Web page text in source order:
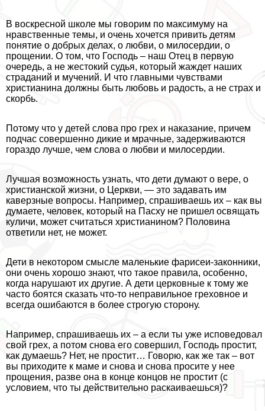
В воскресной школе мы говорим по максимуму на
нравственные темы, и очень хочется привить детям
понятие о добрых делах, о любви, о милосердии, о
прощении. О том, что Господь – наш Отец в первую
очередь, а не жестокий судья, который жаждет наших
страданий и мучений. И что главными чувствами
христианина должны быть любовь и радость, а не страх и
скорбь.
Потому что у детей слова про грех и наказание, причем
подчас совершенно дикие и мрачные, задерживаются
гораздо лучше, чем слова о любви и милосердии.
Лучшая возможность узнать, что дети думают о вере, о
христианской жизни, о Церкви, — это задавать им
каверзные вопросы. Например, спрашиваешь их – как вы
думаете, человек, который на Пасху не пришел освящать
куличи, может считаться христианином? Половина
ответили нет, не может.
Дети в некотором смысле маленькие фарисеи-законники,
они очень хорошо знают, что такое правила, особенно,
когда нарушают их другие. А дети церковные к тому же
часто боятся сказать что-то неправильное греховное и
всегда ошибаются в более строгую сторону.
Например, спрашиваешь их – а если ты уже исповедовал
свой грех, а потом снова его совершил, Господь простит,
как думаешь? Нет, не простит… Говорю, как же так – вот
вы приходите к маме и снова и снова просите у нее
прощения, разве она в конце концов не простит (с
условием, что ты действительно раскаиваешься)?